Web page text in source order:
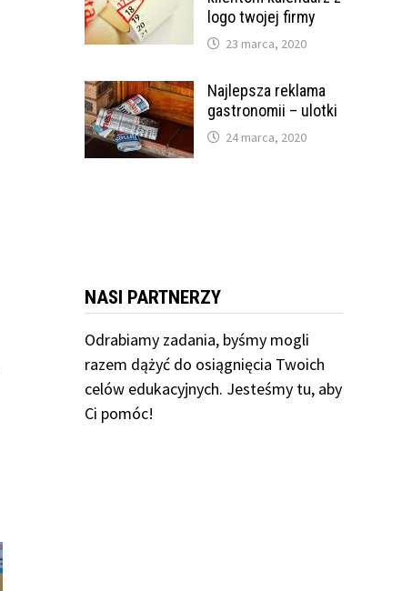
logo twojej firmy
23 marca, 2020
Najlepsza reklama
gastronomii – ulotki
24 marca, 2020
NASI PARTNERZY
Odrabiamyzadania, byśmy mogli
razem dążyć do osiągnięcia Twoich
celów edukacyjnych. Jesteśmy tu, aby
Ci pomóc!